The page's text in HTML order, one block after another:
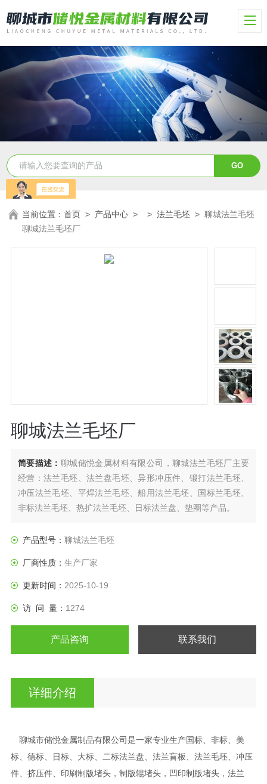
当前位置：首页 > 产品中心 > >法兰毛坯 >聊城法兰毛坯
聊城法兰毛坯厂
聊城法兰毛坯厂
简要描述： 聊城储悦金属材料有限公司，聊城法兰毛坯厂主要
经营：法兰毛坯、法兰盘毛坯、异形冲压件、锻打法兰毛坯、
冲压法兰毛坯、平焊法兰毛坯、船用法兰毛坯、国标兰毛坯、
非标法兰毛坯、热扩法兰毛坯、日标法兰盘、垫圈等产品。
产品型号： 聊城法兰毛坯
厂商性质： 生产厂家
更新时间： 2025-10-19
访 问 量： 1274
产品咨询 联系我们
详细介绍
聊城市储悦金属制品有限公司是一家专业生产国标、非标、美
标、德标、日标、大标、二标法兰盘、法兰盲板、法兰毛坯、冲压
件、挤压件、印刷制版堵头，制版辊堵头，凹印制版堵头，法兰